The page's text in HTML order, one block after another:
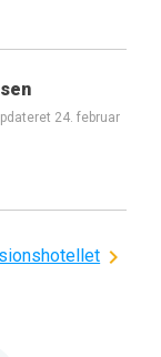
24. februar